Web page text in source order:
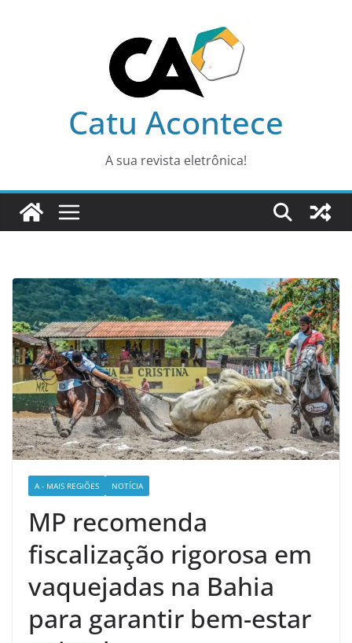
Catu Acontece
A sua revista eletrônica!
A - MAIS REGIÕES NOTÍCIA
MP recomenda
fiscalização rigorosa em
vaquejadas na Bahia
para garantir bem-estar